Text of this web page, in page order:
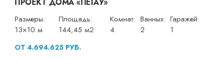
ПРОЕКТ ДОМА «ПЕГАУ»
Размеры:
13×10 м
Площадь:
144,45 м2
Комнат:
4
Ванных:
2
Гаражей:
1
ОТ 4.694.625 РУБ.